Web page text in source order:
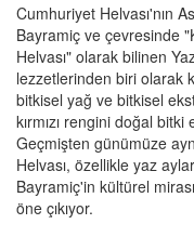
Cumhuriyet Helvası'nın
Bayramiç ve çevresinde
Helvası" olarak bilinen
lezzetlerinden biri olarak
bitkisel yağ ve bitkisel
kırmızı rengini doğal bitki
Geçmişten günümüze
Helvası, özellikle yaz
Bayramiç'in kültürel
öne çıkıyor.